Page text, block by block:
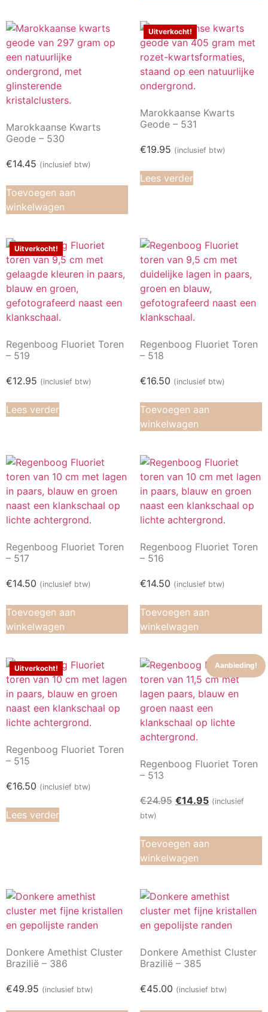
Marokkaanse Kwarts
Geode – 530
€14.45 (inclusief btw)
Toevoegen aan
winkelwagen
Uitverkocht!
Marokkaanse Kwarts
Geode – 531
€19.95 (inclusief btw)
Lees verder
Uitverkocht!
Regenboog Fluoriet Toren
– 519
€12.95 (inclusief btw)
Lees verder
Regenboog Fluoriet Toren
– 518
€16.50 (inclusief btw)
Toevoegen aan
winkelwagen
Regenboog Fluoriet Toren
– 517
€14.50 (inclusief btw)
Toevoegen aan
winkelwagen
Regenboog Fluoriet Toren
– 516
€14.50 (inclusief btw)
Toevoegen aan
winkelwagen
Uitverkocht!
Regenboog Fluoriet Toren
– 515
€16.50 (inclusief btw)
Lees verder
Aanbieding!
Regenboog Fluoriet Toren
– 513
€24.95 €14.95 (inclusief
btw)
Toevoegen aan
winkelwagen
Donkere Amethist Cluster
Brazilië – 386
€49.95 (inclusief btw)
Donkere Amethist Cluster
Brazilië – 385
€45.00 (inclusief btw)